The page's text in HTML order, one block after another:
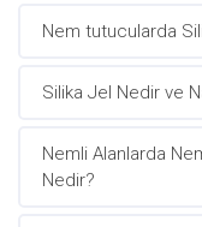
Nem tutucularda
Silika Jel Nedir ve
Nemli Alanlarda
Nedir?